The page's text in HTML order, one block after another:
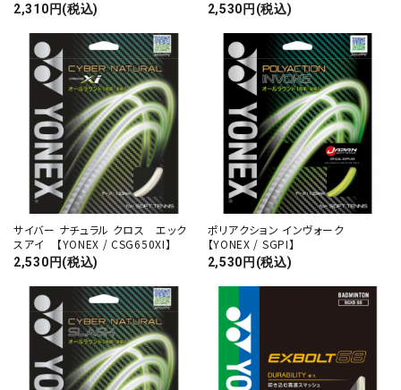
2,310円(税込) 2,530円(税込)
サイバー ナチュラル クロス エック
スアイ 【YONEX / CSG650XI】
2,530円(税込)
ポリアクション インヴォーク
【YONEX / SGPI】
2,530円(税込)